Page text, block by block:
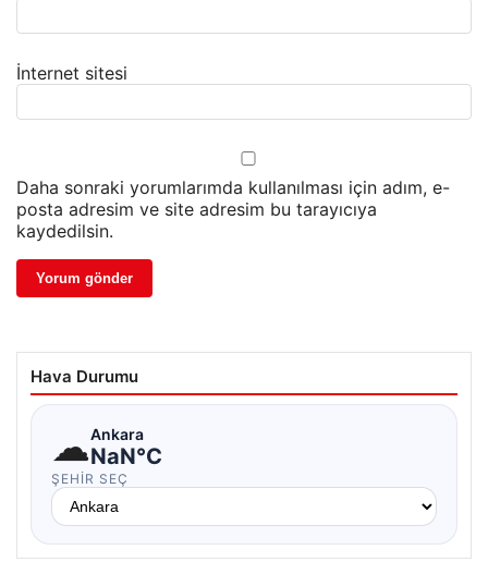
İnternet sitesi
Daha sonraki yorumlarımda kullanılması için adım, e-
posta adresim ve site adresim bu tarayıcıya
kaydedilsin.
Hava Durumu
☁Ankara
NaN°C
ŞEHIR SEÇ